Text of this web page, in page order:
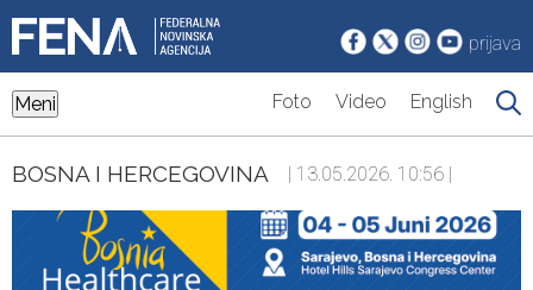
prijava
Meni Foto Video English
BOSNA I HERCEGOVINA | 13.05.2026. 10:56 |